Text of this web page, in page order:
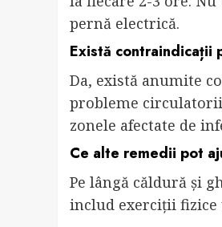
pernă electrică.
Există contraindicații
Da, există anumite
probleme
zonele afectate de
Ce alte remedii pot
Pe lângă căldură și
includ exerciții fizice